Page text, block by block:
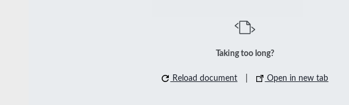
Taking too long?
Reload document Open in new tab